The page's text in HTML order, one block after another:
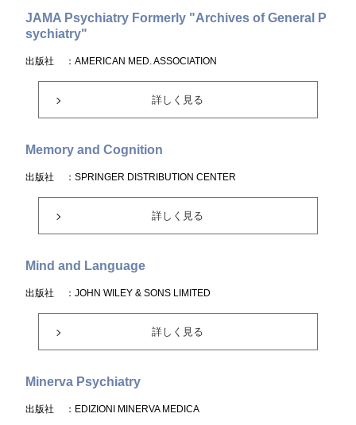
JAMA Psychiatry Formerly "Archives of General P
sychiatry"
出版社 ：AMERICAN MED. ASSOCIATION
詳しく見る
Memory and Cognition
出版社 ：SPRINGER DISTRIBUTION CENTER
詳しく見る
Mind and Language
出版社 ：JOHN WILEY & SONS LIMITED
詳しく見る
Minerva Psychiatry
出版社 ：EDIZIONI MINERVA MEDICA